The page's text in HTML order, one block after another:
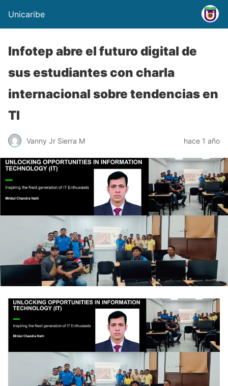
Unicaribe
Infotep abre el futuro digital de
sus estudiantes con charla
internacional sobre tendencias en
TI
Vanny Jr Sierra M hace 1 año